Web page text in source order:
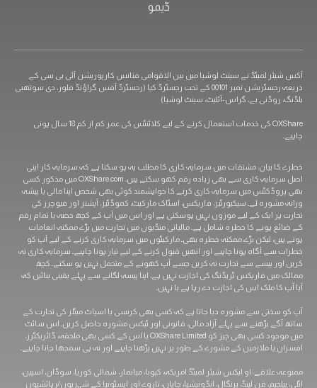
ڈیمو
آکس شیئر لمیٹڈ نے سینٹ لوشیا میں بین الاقوامی فنانس کارپوریشن آئی بی سی کے
ذریعہ رجسٹریشن نمبر 00101 کے تحت رجسٹرڈ کیا (رجسٹرڈ آفس گراؤنڈ فلور، دی سوتھبی
بلڈنگ، روڈنی بے، گراس-آئلیٹ، سینٹ لوشیا)
OXShare کی خدمات استعمال کرنے کے لیے کلائنٹس کی عمر کم از کم 18 سال ہونی
چاہیے۔
خطرے کا بیان: مشتقات میں سرمایہ کاری کا مطلب یہ ہو سکتا ہے کہ سرمایہ کار اپنی
اصل سرمایہ کاری سے بھی زیادہ رقم کھو سکتے ہیں۔ OXShare.com میں مذکور کسی
بھی پروڈکٹس میں سرمایہ کاری کرنے کا خواہشمند کوئی بھی شخص اپنا مالی یا پیشہ
ورانہ مشورہ لے۔ سیکیورٹیز، فاریکس، اسٹاک مارکیٹ، کموڈٹیز، آپشنز اور فیوچرز کی
تجارت ہر ایک کے لیے موزوں نہیں ہوسکتی ہے اور اس میں آپ کے کچھ حصہ یا تمام رقم
کے ضائع ہونے کا خطرہ شامل ہے۔ مالیاتی منڈیوں میں تجارت میں بڑے ممکنہ انعامات
ہوتے ہیں، لیکن بڑے ممکنہ خطرہ بھی۔ مارکیٹوں میں سرمایہ کاری کرنے کے لیے آپ کو
خطرات سے آگاہ ہونا چاہیے اور انھیں قبول کرنے کے لیے تیار ہونا چاہیے۔ سرمایہ کاری نہ
کریں اور پیسے سے تجارت نہ کریں جسے آپ کھونے کے متحمل نہیں ہو سکتے۔ کچھ
ممالک میں فاریکس ٹریڈنگ کی اجازت نہیں ہے، اپنا پیسہ لگانے سے پہلے یقینی بنائیں کہ
آیا آپ کا ملک اس کی اجازت دے رہا ہے یا نہیں۔
آپ کو سختی سے مشورہ دیا جاتا ہے کہ کسی بھی کرنسی یا اسپاٹ میٹلز کی تجارت کے
ساتھ آگے بڑھنے سے پہلے آزاد مالی، قانونی اور ٹیکس مشورہ حاصل کریں۔ اس سائٹ
میں موجود کسی بھی چیز کو OXShare Limited یا اس کے کسی بھی ملحقہ، ڈائریکٹرز،
افسران یا ملازمین کے مشورے کے طور پر نہیں پڑھنا چاہیے اور نہ ہی سمجھا جانا چاہیے۔
ممنوعہ علاقے: او ایکس شیئر لمیٹڈ امریکہ، کیوبا، ​​میانمار، شمالی کوریا، سوڈان، اسپین،
اٹلی، بیلجیم، فن لینڈ، پرتگال، انڈونیشیا، جاپان، ناروے اور ایسٹونیا کے شہریوں/رہائشیوں